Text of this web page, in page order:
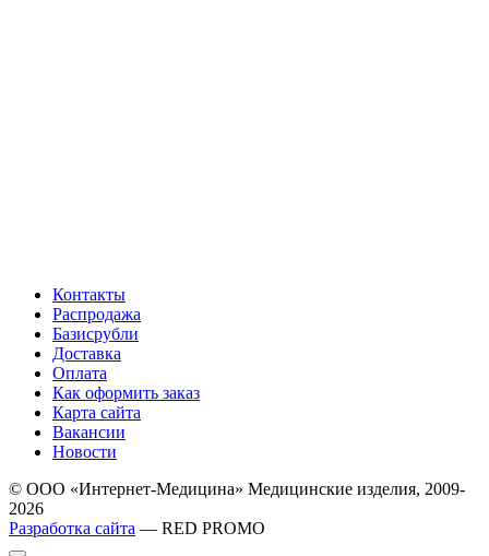
Контакты
Распродажа
Базисрубли
Доставка
Оплата
Как оформить заказ
Карта сайта
Вакансии
Новости
© ООО «Интернет-Медицина» Медицинские изделия, 2009-
2026
Разработка сайта — RED PROMO